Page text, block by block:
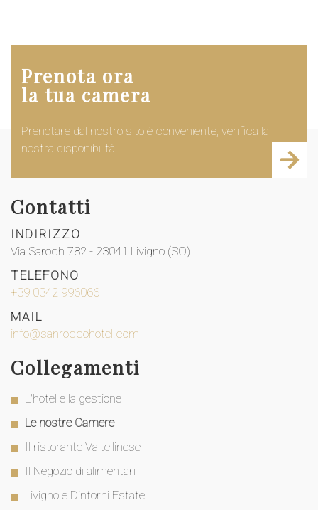
Prenota ora
la tua camera
Prenotare dal nostro sito è conveniente, verifica la
nostra disponibilità.
Contatti
INDIRIZZO
Via Saroch 782 - 23041 Livigno (SO)
TELEFONO
+39 0342 996066
MAIL
info@sanroccohotel.com
Collegamenti
L'hotel e la gestione
Le nostre Camere
Il ristorante Valtellinese
Il Negozio di alimentari
Livigno e Dintorni Estate